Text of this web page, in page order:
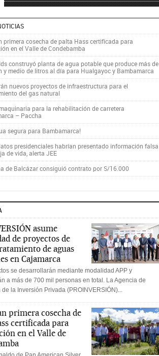
primera cosecha de palta Hass certificada para
en el Valle de Condebamba
construyó planta de agua potable que produce más de
y medio de litros al día para Hualgayoc y Bambamarca
nuevos proyectos de infraestructura para el
del gas natural
para la rehabilitación de carretera
– Paccha
segura para Bambamarca!
presidenciales habrían presentado información falsa
de vida, alerta JEE
de Balcázar consiguió contrato por S/16.000
asume
de proyectos de
de aguas
en Cajamarca
se desarrollarán mediante modalidad APP y
a más de 700 mil personas en total. La Agencia de
de la Inversión Privada (PROINVERSIÓN)...
primera cosecha de
certificada para
en el Valle de